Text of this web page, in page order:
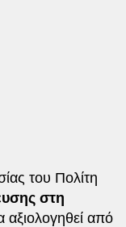
του Πολίτη
στη
αξιολογηθεί από